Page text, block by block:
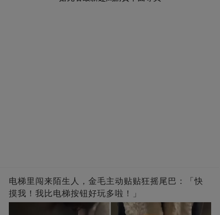
电梯里闯来陌生人，金毛主动贴贴狂摇尾巴：「快
摸我！我比电梯按钮好玩多啦！」